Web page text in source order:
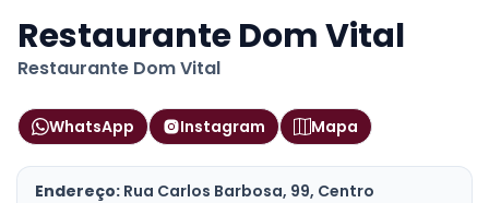
Restaurante Dom Vital
Restaurante Dom Vital
WhatsApp Instagram Mapa
Endereço: Rua Carlos Barbosa, 99, Centro